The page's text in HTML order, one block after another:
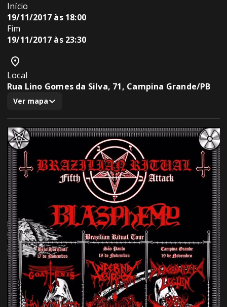
Início
19/11/2017 às 18:00
Fim
19/11/2017 às 23:30
Local
Rua Lino Gomes da Silva, 71, Campina Grande/PB
Ver mapa